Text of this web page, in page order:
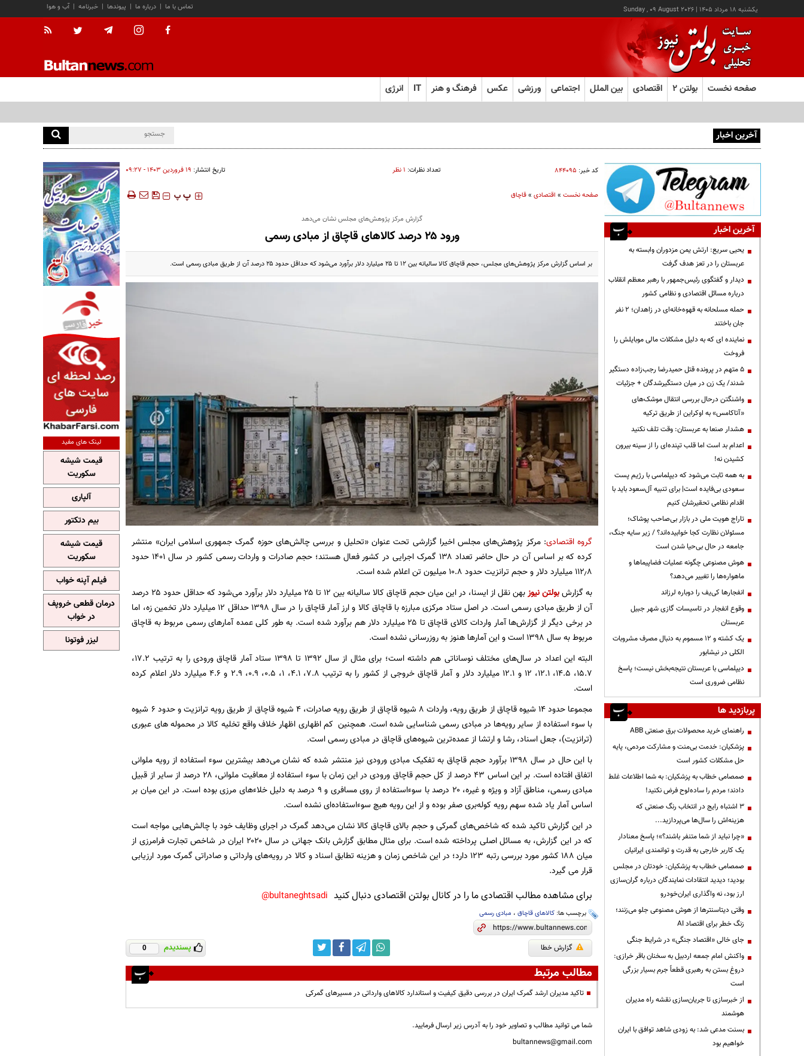
يکشنبه ۱۸ مرداد ۱۴۰۵ |
Sunday , 09 August 2026 آب و هوا | خبرنامه | پیوندها | درباره ما | تماس با ما
صفحه نخست بولتن ۲ اقتصادی بین الملل اجتماعی ورزشی عکس فرهنگ و هنر IT انرژی
آخرین اخبار
کد خبر: ۸۴۴۰۹۵ تعداد نظرات: ۱ نظر تاریخ انتشار: ۱۹ فروردين ۱۴۰۳ - ۰۹:۲۷
صفحه نخست» اقتصادی»قاچاق ‍‍‍ پ پ
گزارش مرکز پژوهش‌های مجلس نشان می‌دهد
ورود ۲۵ درصد کالاهای قاچاق از مبادی رسمی
بر اساس گزارش مرکز پژوهش‌های مجلس، حجم قاچاق کالا سالیانه بین ۱۲ تا ۲۵ میلیارد دلار برآورد می‌شود که حداقل حدود ۲۵ درصد آن از طریق مبادی رسمی است.
گروه اقتصادی: مرکز پژوهش‌های مجلس اخیرا گزارشی تحت عنوان «تحلیل و بررسی چالش‌های حوزه گمرک جمهوری اسلامی ایران» منتشر
کرده که بر اساس آن در حال حاضر تعداد ۱۳۸ گمرک اجرایی در کشور فعال هستند؛ حجم صادرات و واردات رسمی کشور در سال ۱۴۰۱ حدود
۱۱۲٫۸ میلیارد دلار و حجم ترانزیت حدود ۱۰.۸ میلیون تن اعلام شده است.
به گزارشبولتن نیوز
بهن نقل از ایسنا، در این میان حجم قاچاق کالا سالیانه بین ۱۲ تا ۲۵ میلیارد دلار برآورد می‌شود که حداقل حدود ۲۵ درصد
آن از طریق مبادی رسمی است. در اصل ستاد مرکزی مبارزه با قاچاق کالا و ارز آمار قاچاق را در سال ۱۳۹۸ حداقل ۱۲ میلیارد دلار تخمین زه، اما
در برخی دیگر از گزارش‌ها آمار واردات کالای قاچاق تا ۲۵ میلیارد دلار هم برآورد شده است. به طور کلی عمده آمارهای رسمی مربوط به قاچاق
مربوط به سال ۱۳۹۸ است و این آمارها هنوز به روزرسانی نشده است.
البته این اعداد در سال‌های مختلف نوساناتی هم داشته است؛ برای مثال از سال ۱۳۹۲ تا ۱۳۹۸ ستاد آمار قاچاق ورودی را به ترتیب ۱۷.۲،
۱۵.۷، ۱۴.۵، ۱۲.۱، ۱۲ و ۱۲.۱ میلیارد دلار و آمار قاچاق خروجی از کشور را به ترتیب ۷.۸، ۴.۱، ۱، ۰.۵، ۰.۹، ۲.۹ و ۴.۶ میلیارد دلار اعلام کرده
است.
مجموعا حدود ۱۴ شیوه قاچاق از طریق رویه، واردات ۸ شیوه قاچاق از طریق رویه صادرات، ۴ شیوه قاچاق از طریق رویه ترانزیت و حدود ۶ شیوه
با سوء استفاده از سایر رویه‌ها در مبادی رسمی شناسایی شده است. همچنین کم اظهاری اظهار خلاف واقع تخلیه کالا در محموله های عبوری
(ترانزیت)، جعل اسناد، رشا و ارتشا از عمده‌ترین شیوه‌های قاچاق در مبادی رسمی است.
با این حال در سال ۱۳۹۸ برآورد حجم قاچاق به تفکیک مبادی ورودی نیز منتشر شده که نشان می‌دهد بیشترین سوء استفاده از رویه ملوانی
اتفاق افتاده است. بر این اساس ۴۳ درصد از کل حجم قاچاق ورودی در این زمان با سوء استفاده از معافیت ملوانی، ۲۸ درصد از سایر از قبیل
مبادی رسمی، مناطق آزاد و ویژه و غیره، ۲۰ درصد با سوءاستفاده از روی مسافری و ۹ درصد به دلیل خلاء‌های مرزی بوده است. در این میان بر
اساس آمار یاد شده سهم رویه کوله‌بری صفر بوده و از این رویه هیچ سوءاستفاده‌ای نشده است.
در این گزارش تاکید شده که شاخص‌های گمرکی و حجم بالای قاچاق کالا نشان می‌دهد گمرک در اجرای وظایف خود با چالش‌هایی مواجه است
که در این گزارش، به مسائل اصلی پرداخته شده است. برای مثال مطابق گزارش بانک جهانی در سال ۲۰۲۰ ایران در شاخص تجارت فرامرزی از
میان ۱۸۸ کشور مورد بررسی رتبه ۱۲۳ دارد؛ در این شاخص زمان و هزینه تطابق اسناد و کالا در رویه‌های وارداتی و صادراتی گمرک مورد ارزیابی
قرار می گیرد.
برای مشاهده مطالب اقتصادی ما را در کانال بولتن اقتصادی دنبال کنید bultaneghtsadi@
برچسب ها: کالاهای قاچاق، مبادی رسمی
گزارش خطا پسندیدم 0
مطالب مرتبط
تاکید مدیران ارشد گمرک ایران در بررسی دقیق کیفیت و استاندارد کالاهای وارداتی در مسیرهای گمرکی
شما می توانید مطالب و تصاویر خود را به آدرس زیر ارسال فرمایید.
bultannews@gmail.com
آخرین اخبار
یحیی سریع: ارتش یمن مزدوران وابسته به
عربستان را در تعز هدف گرفت
دیدار و گفتگوی رئیس‌جمهور با رهبر معظم انقلاب
درباره مسائل اقتصادی و نظامی کشور
حمله مسلحانه به قهوه‌خانه‌ای در زاهدان؛ ۲ نفر
جان باختند
نماینده ای که به دلیل مشکلات مالی موبایلش را
فروخت
۵ متهم در پرونده قتل حمیدرضا رجب‌زاده دستگیر
شدند/ یک زن در میان دستگیرشدگان + جزئیات
واشنگتن درحال بررسی انتقال موشک‌های
«آتاکامس» به اوکراین از طریق ترکیه
هشدار صنعا به عربستان: وقت تلف نکنید
اعدام بد است اما قلب تپنده‌ای را از سینه بیرون
کشیدن نه!
به همه ثابت می‌شود که دیپلماسی با رژیم پست
سعودی بی‌فایده است| برای تنبیه آل‌سعود باید با
اقدام نظامی تحقیرشان کنیم
تاراج هویت ملی در بازار بی‌صاحب پوشاک؛
مسئولان نظارت کجا خوابیده‌اند؟ / زیر سایه جنگ،
جامعه در حال بی‌حیا شدن است
هوش مصنوعی چگونه عملیات فضاپیماها و
ماهواره‌ها را تغییر می‌دهد؟
انفجارها کی‌یف را دوباره لرزاند
وقوع انفجار در تاسیسات گازی شهر جبیل
عربستان
یک کشته و ۱۲ مسموم به دنبال مصرف مشروبات
الکلی در نیشابور
دیپلماسی با عربستان نتیجه‌بخش نیست؛ پاسخ
نظامی ضروری است
پربازدید ها
راهنمای خرید محصولات برق صنعتی ABB
پزشکیان: خدمت بی‌منت و مشارکت مردمی، پایه
حل مشکلات کشور است
صمصامی خطاب به پزشکیان: به شما اطلاعات غلط
دادند؛ مردم را ساده‌لوح فرض نکنید!
3 اشتباه رایج در انتخاب رنگ صنعتی که
هزینه‌اش را سال‌ها می‌پردازید...
«چرا نباید از شما متنفر باشند؟»؛ پاسخ معنادار
یک کاربر خارجی به قدرت و توانمندی ایرانیان
صمصامی خطاب به پزشکیان: خودتان در مجلس
بودید؛ دیدید انتقادات نمایندگان درباره گران‌سازی
ارز بود، نه واگذاری ایران‌خودرو
وقتی دیتاسنترها از هوش مصنوعی جلو می‌زنند؛
زنگ خطر برای اقتصاد AI
جای خالی «اقتصاد جنگی» در شرایط جنگی
واکنش امام جمعه اردبیل به سخنان باقر خرازی:
دروغ بستن به رهبری قطعاً جرم بسیار بزرگی
است
از خبرسازی تا جریان‌سازی نقشه راه مدیران
هوشمند
بسنت مدعی شد: به زودی شاهد توافق با ایران
خواهیم بود
لینک های مفید
قیمت شیشه
سکوریت
آلپاری
بیم دتکتور
قیمت شیشه
سکوریت
فیلم آپنه خواب
درمان قطعی خروپف
در خواب
لیزر فوتونا